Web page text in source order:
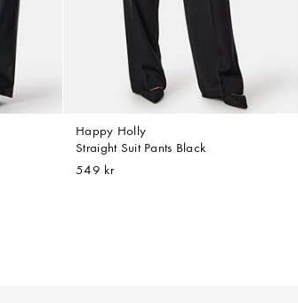
Happy Holly
Straight Suit Pants Black
549 kr